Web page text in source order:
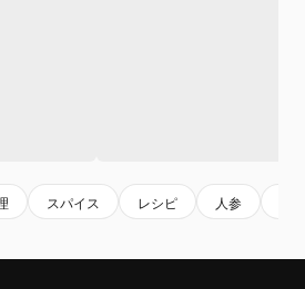
スパイス レシピ 人参